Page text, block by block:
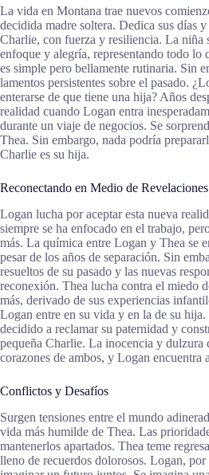
La vida en Montana trae nuevos
decidida madre soltera. Dedica sus días
Charlie, con fuerza y resiliencia. La niña
enfoque y alegría, representando todo lo
es simple pero bellamente rutinaria. Sin
lamentos persistentes sobre el pasado.
enterarse de que tiene una hija? Años
realidad cuando Logan entra
durante un viaje de negocios. Se
Thea. Sin embargo, nada podría
Charlie es su hija.
Reconectando en Medio de Revelaciones
Logan lucha por aceptar esta nueva
siempre se ha enfocado en el trabajo,
más. La química entre Logan y Thea se
pesar de los años de separación. Sin
resueltos de su pasado y las nuevas
reconexión. Thea lucha contra el miedo
más, derivado de sus experiencias
Logan entre en su vida y en la de su
decidido a reclamar su paternidad y
pequeña Charlie. La inocencia y dulzura
corazones de ambos, y Logan encuentra
Conflictos y Desafíos
Surgen tensiones entre el mundo
vida más humilde de Thea. Las
mantenerlos apartados. Thea teme
lleno de recuerdos dolorosos. Logan,